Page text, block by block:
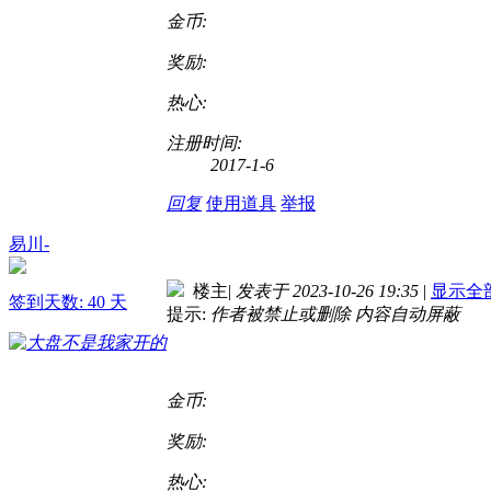
金币:
奖励:
热心:
注册时间:
2017-1-6
回复 使用道具 举报
易川-
签到天数: 40 天
楼主| 发表于 2023-10-26 19:35 | 显示全
提示: 作者被禁止或删除 内容自动屏蔽
金币:
奖励:
热心: